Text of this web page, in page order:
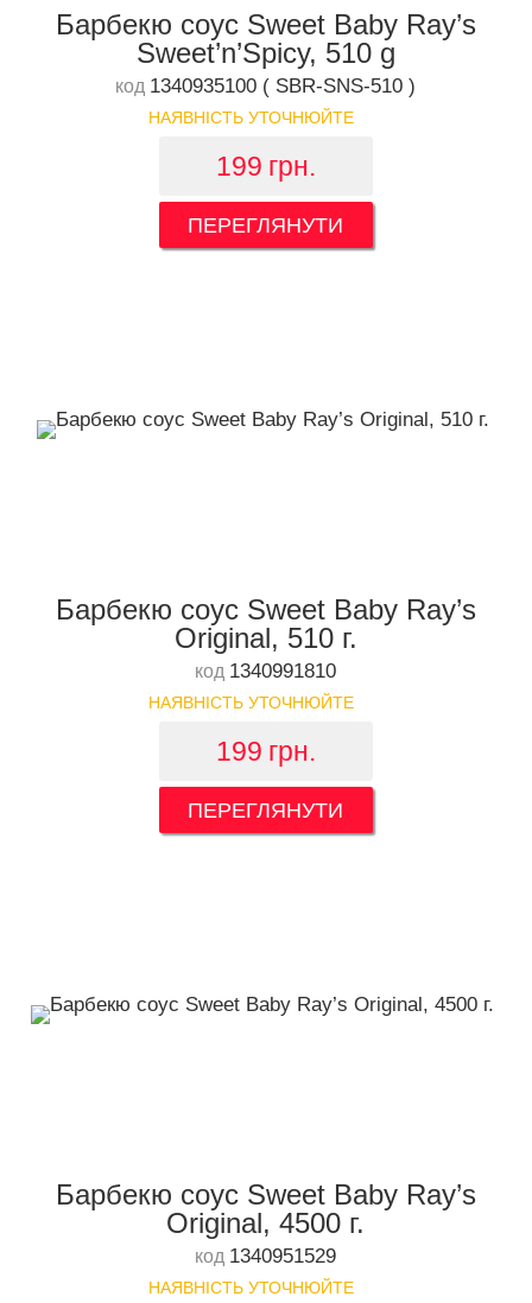
Барбекю соус Sweet Baby Ray’s
Sweet’n’Spicy, 510 g
код 1340935100 ( SBR-SNS-510 )
НАЯВНІСТЬ УТОЧНЮЙТЕ
199 грн.
ПЕРЕГЛЯНУТИ
Барбекю соус Sweet Baby Ray’s
Original, 510 г.
код 1340991810
НАЯВНІСТЬ УТОЧНЮЙТЕ
199 грн.
ПЕРЕГЛЯНУТИ
Барбекю соус Sweet Baby Ray’s
Original, 4500 г.
код 1340951529
НАЯВНІСТЬ УТОЧНЮЙТЕ